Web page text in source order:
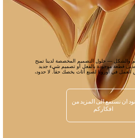
والشكل — حلول التصميم المخصصة لدينا تمنح
قطعة موجودة بالفعل أو تصميم شيء جديد
العمل في أوروبا لصنع أثاث يخصك حقاً. لا حدود،
نود ان نستمع الى المزيد من
افكاركم